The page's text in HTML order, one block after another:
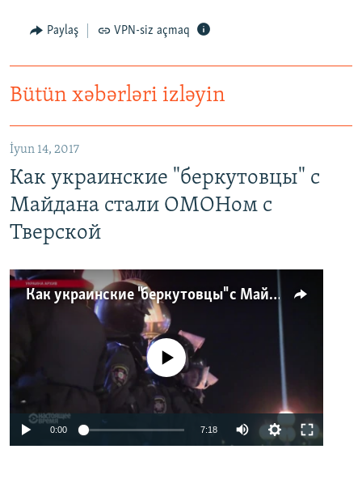
Paylaş VPN-siz açmaq
Bütün xəbərləri izləyin
İyun 14, 2017
Как украинские "беркутовцы" с
Майдана стали ОМОНом с
Тверской
Как украинские "беркутовцы" с Майдана стали ОМОНом с Тверской
No media source currently available
0:00 7:18